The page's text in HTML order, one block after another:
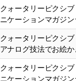
クォータリーピクシ
ニケーションマガジ
クォータリーピクシ
アナログ技法でお絵
クォータリーピクシ
ニケーションマガジ